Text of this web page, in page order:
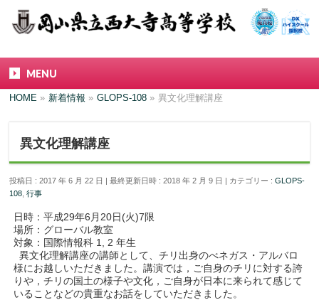
MENU
HOME » 新着情報 » GLOPS-108 » 異文化理解講座
異文化理解講座
投稿日 : 2017 年 6 月 22 日 最終更新日時 : 2018 年 2 月 9 日 カテゴリー :GLOPS-
108 ,行事
日時：平成29年6月20日(火)7限
場所：グローバル教室
対象：国際情報科 1, 2 年生
異文化理解講座の講師として、チリ出身のべネガス・アルバロ
様にお越しいただきました。講演では，ご自身のチリに対する誇
りや，チリの国土の様子や文化，ご自身が日本に来られて感じて
いることなどの貴重なお話をしていただきました。